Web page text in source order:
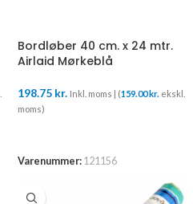
Bordløber 40 cm. x 24 mtr.
Airlaid Mørkeblå
198.75 kr. Inkl. moms | (159.00kr. ekskl.
moms)
Varenummer: 121156